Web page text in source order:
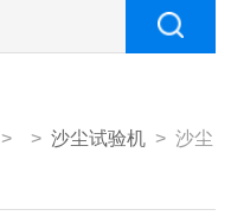
> >沙尘试验机 > 沙尘